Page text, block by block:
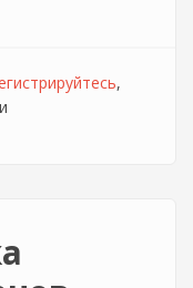
Зелёной точки в Ельце
,